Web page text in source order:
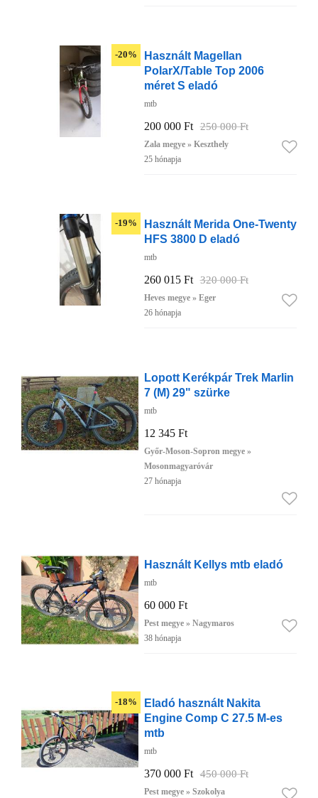
-20%
Használt Magellan
PolarX/Table Top 2006
méret S eladó
mtb
200 000 Ft 250 000 Ft
Zala megye » Keszthely
25 hónapja
-19%
Használt Merida One-Twenty
HFS 3800 D eladó
mtb
260 015 Ft 320 000 Ft
Heves megye » Eger
26 hónapja
Lopott Kerékpár Trek Marlin
7 (M) 29" szürke
mtb
12 345 Ft
Győr-Moson-Sopron megye »
Mosonmagyaróvár
27 hónapja
Használt Kellys mtb eladó
mtb
60 000 Ft
Pest megye » Nagymaros
38 hónapja
-18%
Eladó használt Nakita
Engine Comp C 27.5 M-es
mtb
mtb
370 000 Ft 450 000 Ft
Pest megye » Szokolya